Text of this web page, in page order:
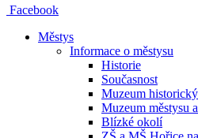
Facebook
Městys
Informace o městysu
Historie
Současnost
Muzeum
Muzeum městysu
Blízké okolí